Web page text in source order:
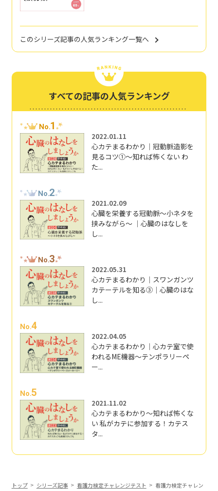
このシリーズ記事の人気ランキング一覧へ
すべての記事の人気ランキング
No.1
2022.01.11
心カテまるわかり｜冠動脈造影を
見るコツ①～知れば怖くない わ
た...
No.2
2021.02.09
心臓を栄養する冠動脈～小ネタを
挟みながら～ ｜心臓のはなしを
し...
No.3
2022.05.31
心カテまるわかり｜スワンガンツ
カテーテルを知る③｜心臓のはな
し...
No.4
2022.04.05
心カテまるわかり｜心カテ室で使
われるME機器～テンポラリーペ
ー...
No.5
2021.11.02
心カテまるわかり～知れば怖くな
い 私がカテに参加する！カテス
タ...
トップ シリーズ記事 看護力検定チャレンジテスト
看護力検定チャレン